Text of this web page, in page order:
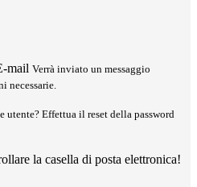
mail Verrà inviato un messaggio
necessarie.
utente? Effettua il reset della password
la casella di posta elettronica!